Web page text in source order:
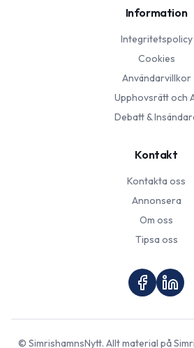
Information
Integritetspolicy
Cookies
Användarvillkor
Upphovsrätt och
Debatt &
Kontakt
Kontakta oss
Annonsera
Om oss
Tipsa oss
© SimrishamnsNytt. Allt material på